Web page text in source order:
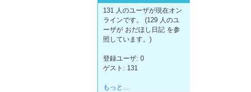
131 人のユーザが現在オン
ラインです。 (129 人のユ
ーザが おだほし日記 を参
照しています。)
登録ユーザ: 0
ゲスト: 131
もっと...